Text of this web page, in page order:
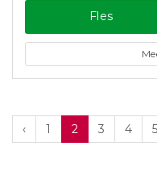
Fles
‹ 1 2 3 4 5